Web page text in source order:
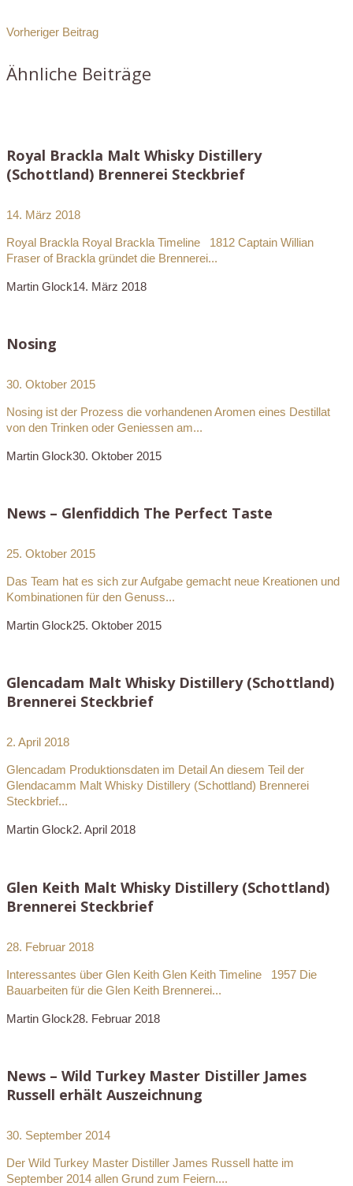
Vorheriger Beitrag
Ähnliche Beiträge
Royal Brackla Malt Whisky Distillery
(Schottland) Brennerei Steckbrief
14. März 2018
Royal Brackla Royal Brackla Timeline 1812 Captain Willian
Fraser of Brackla gründet die Brennerei...
Martin Glock14. März 2018
Nosing
30. Oktober 2015
Nosing ist der Prozess die vorhandenen Aromen eines Destillat
von den Trinken oder Geniessen am...
Martin Glock30. Oktober 2015
News – Glenfiddich The Perfect Taste
25. Oktober 2015
Das Team hat es sich zur Aufgabe gemacht neue Kreationen und
Kombinationen für den Genuss...
Martin Glock25. Oktober 2015
Glencadam Malt Whisky Distillery (Schottland)
Brennerei Steckbrief
2. April 2018
Glencadam Produktionsdaten im Detail An diesem Teil der
Glendacamm Malt Whisky Distillery (Schottland) Brennerei
Steckbrief...
Martin Glock2. April 2018
Glen Keith Malt Whisky Distillery (Schottland)
Brennerei Steckbrief
28. Februar 2018
Interessantes über Glen Keith Glen Keith Timeline 1957 Die
Bauarbeiten für die Glen Keith Brennerei...
Martin Glock28. Februar 2018
News – Wild Turkey Master Distiller James
Russell erhält Auszeichnung
30. September 2014
Der Wild Turkey Master Distiller James Russell hatte im
September 2014 allen Grund zum Feiern....